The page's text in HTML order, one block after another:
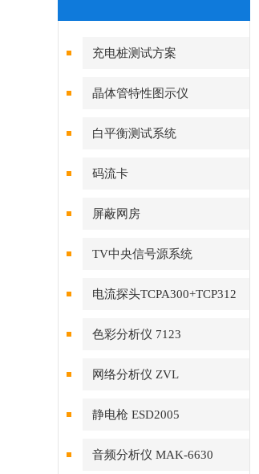
充电桩测试方案
晶体管特性图示仪
白平衡测试系统
码流卡
DTA1107S（JH3200A）
屏蔽网房
TV中央信号源系统
电流探头TCPA300+TCP312
色彩分析仪 7123
网络分析仪 ZVL
静电枪 ESD2005
音频分析仪 MAK-6630